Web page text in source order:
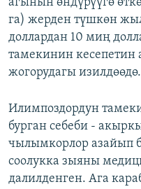
га) жерден түшкөн
доллардан 10 миң
тамекинин кесепетин
жогорудагы изилдөөдө.
Илимпоздордун
бурган себеби -
чылымкорлор азайып
соолукка зыяны
далилденген. Ага